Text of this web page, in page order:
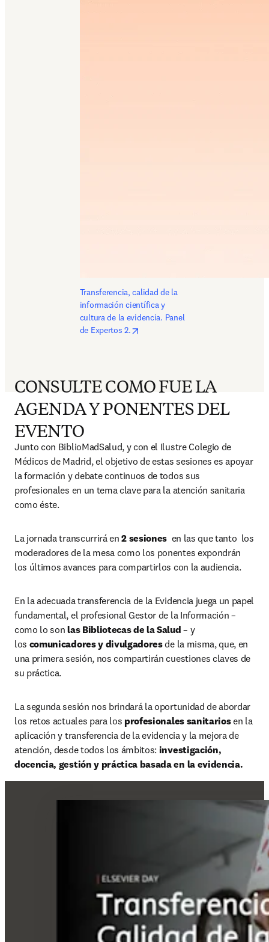
Transferencia, calidad de la
información científica y
cultura de la evidencia. Panel
de Expertos 2.
CONSULTE COMO FUE LA
AGENDA Y PONENTES DEL
EVENTO
Junto con BiblioMadSalud, y con el Ilustre Colegio de
Médicos de Madrid, el objetivo de estas sesiones es apoyar
la formación y debate continuos de todos sus
profesionales en un tema clave para la atención sanitaria
como éste.
La jornada transcurrirá en 2 sesiones en las que tanto  los
moderadores de la mesa como los ponentes expondrán
los últimos avances para compartirlos con la audiencia.
En la adecuada transferencia de la Evidencia juega un papel
fundamental, el profesional Gestor de la Información –
como lo son las Bibliotecas de la Salud – y
los comunicadores y divulgadores de la misma, que, en
una primera sesión, nos compartirán cuestiones claves de
su práctica.
La segunda sesión nos brindará la oportunidad de abordar
los retos actuales para los profesionales sanitarios en la
aplicación y transferencia de la evidencia y la mejora de
atención, desde todos los ámbitos: investigación,
docencia, gestión y práctica basada en la evidencia.